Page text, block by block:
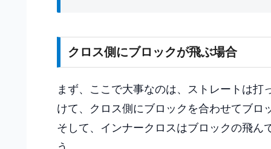
クロス側にブロックが飛ぶ場合
まず、ここで大事なのは、ストレートは
けて、クロス側にブロックを合わせてブロ
そして、インナークロスはブロックの飛